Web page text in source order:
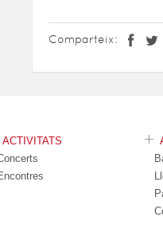
Comparteix:
ACTIVITATS
Concerts
Encontres